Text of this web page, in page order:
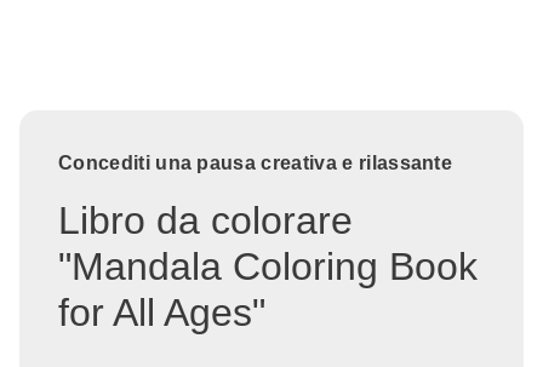
Concediti una pausa creativa e rilassante
Libro da colorare
"Mandala Coloring Book
for All Ages"